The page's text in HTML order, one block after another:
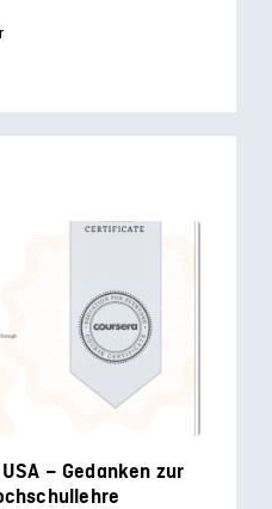
– Gedanken zur